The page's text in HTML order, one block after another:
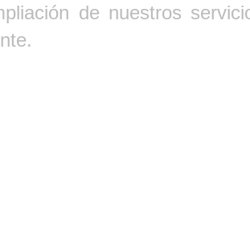
de nuestros